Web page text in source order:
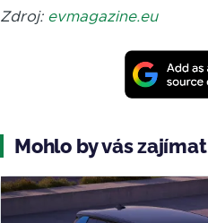
Zdroj: evmagazine.eu
Mohlo by vás zajímat